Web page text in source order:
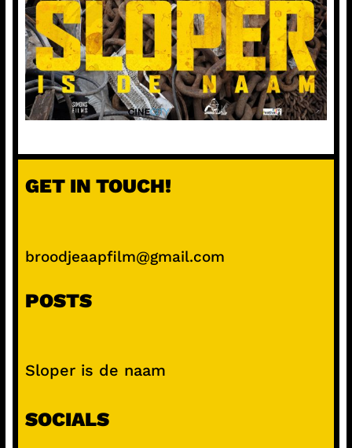
GET IN TOUCH!
broodjeaapfilm@gmail.com
POSTS
Sloper is de naam
SOCIALS